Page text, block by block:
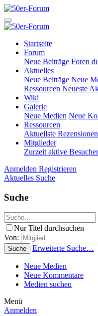
Startseite
Forum
Neue Beiträge Foren
Aktuelles
Neue Beiträge Neue
Ressourcen Neueste
Wiki
Galerie
Neue Medien Neue
Ressourcen
Aktuellste Rezensionen
Mitglieder
Zurzeit aktive Besucher
Anmelden Registrieren
Aktuelles Suche
Suche
Nur Titel durchsuchen
Von:
Suche Erweiterte Suche…
Neue Medien
Neue Kommentare
Medien suchen
Menü
Anmelden